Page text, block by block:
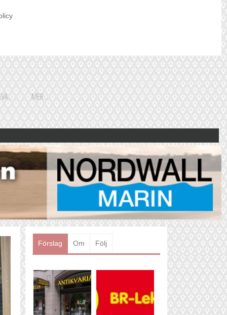
MER...
Förslag Om Följ
Shoppingguiden är främst
framtagen för vår huvudstads
besökare